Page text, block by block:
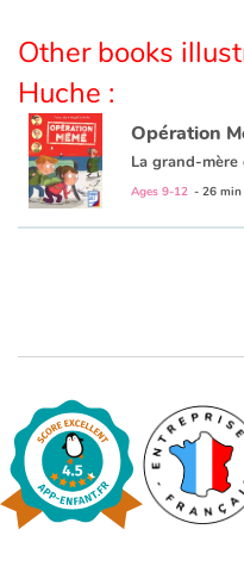
Other books
Huche :
Opération
Ages 9-12 - 26 min